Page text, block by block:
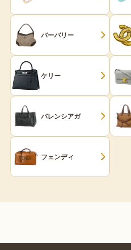
バーバリー
ケリー
バレンシアガ
フェンディ